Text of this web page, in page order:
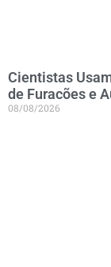
Cientistas
de Furacões e
08/08/2026